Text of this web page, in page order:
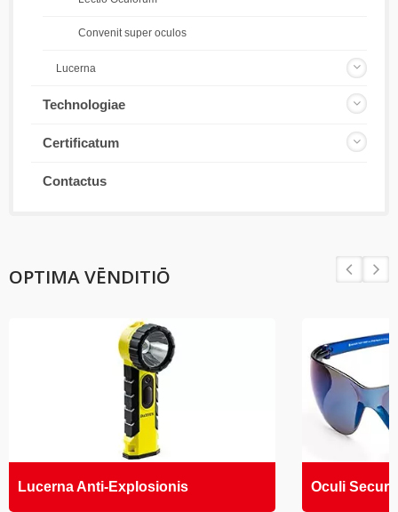
Convenit super oculos
Lucerna
Technologiae
Certificatum
Contactus
OPTIMA VĒNDITIŌ
Lucerna Anti-Explosionis Oculi